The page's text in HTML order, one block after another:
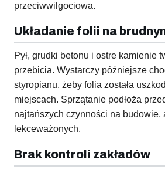
przeciwwilgociowa.
Układanie folii na
Pył, grudki betonu i ostre kamienie
przebicia. Wystarczy późniejsze
styropianu, żeby folia została
miejscach. Sprzątanie podłoża
najtańszych czynności na budowie,
lekceważonych.
Brak kontroli zakładów